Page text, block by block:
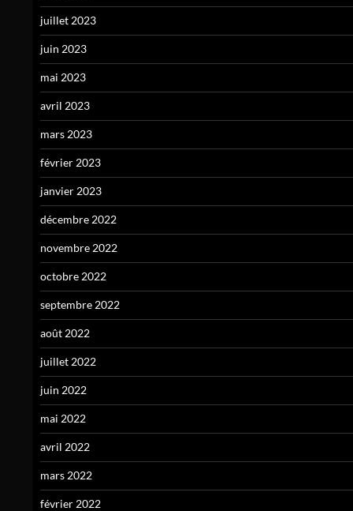
juillet 2023
juin 2023
mai 2023
avril 2023
mars 2023
février 2023
janvier 2023
décembre 2022
novembre 2022
octobre 2022
septembre 2022
août 2022
juillet 2022
juin 2022
mai 2022
avril 2022
mars 2022
février 2022